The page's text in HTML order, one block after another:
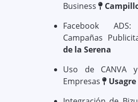
Business
Facebook
Campañas
de la Serena
Uso de CANVA
Empresas
Usagre